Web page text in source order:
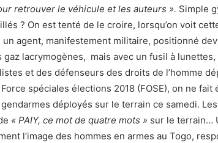
retrouver le véhicule et les auteurs ». Simple
? On est tenté de le croire, lorsqu’on voit
un agent, manifestement militaire, positionné
gaz lacrymogènes, mais avec un fusil à
et des défenseurs des droits de l’homme
spéciales élections 2018 (FOSE), on ne fait
déployés sur le terrain ce samedi.
« PAIY, ce mot de quatre mots » sur le terrain…
l’image des hommes en armes au Togo,